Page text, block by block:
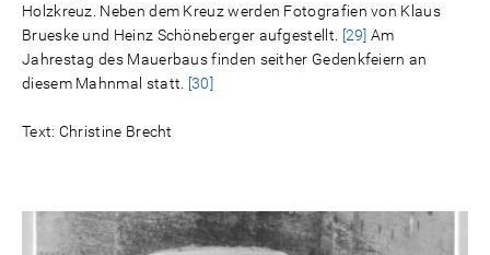
Holzkreuz. Neben dem Kreuz werden Fotografien von Klaus
Brueske und Heinz Schöneberger aufgestellt.
[29] Am
Jahrestag des Mauerbaus finden seither Gedenkfeiern an
diesem Mahnmal statt.
[30]
Text: Christine Brecht